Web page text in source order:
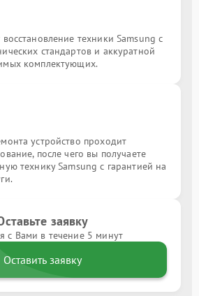
техники Samsung с
стандартов и аккуратной
комплектующих.
устройство проходит
после чего вы получаете
технику Samsung с гарантией на
заявку
с Вами в течение 5 минут
Оставить заявку